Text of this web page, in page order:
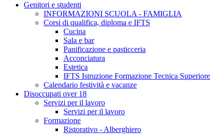
Genitori e studenti
INFORMAZIONI SCUOLA - FAMIGLIA
Corsi di qualifica, diploma e IFTS
Cucina
Sala e bar
Panificazione e pasticceria
Acconciatura
Estetica
IFTS Istruzione Formazione Tecnica Superiore
Calendario festività e vacanze
Disoccupati over 18
Servizi per il lavoro
Servizi per il lavoro
Formazione
Ristorativo - Alberghiero